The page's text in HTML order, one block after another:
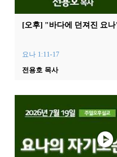
[오후] "바다에 던져진 요
요나 1:11-17
전용호 목사